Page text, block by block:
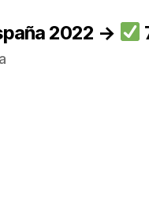
2022 →